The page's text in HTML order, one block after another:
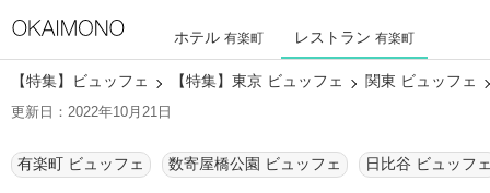
ホテル 有楽町 レストラン 有楽町
【特集】ビュッフェ 【特集】東京 ビュッフェ 関東 ビュッフェ
更新日：2022年10月21日
有楽町 ビュッフェ 数寄屋橋公園 ビュッフェ 日比谷 ビュッフ